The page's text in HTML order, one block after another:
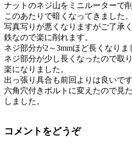
ナットのネジ山をミニルーターで削
このあたりで暗くなってきました。
写真写りが悪くなりますがご了承く
鉄なので楽に削れます。
ネジ部分が2～3mmほど長くなりま
ネジ部分が少し長くなったので取
楽になりました。
出っ張り具合も前回よりは良いです
六角穴付きボルトに変えたので見
しました。
コメントをどうぞ